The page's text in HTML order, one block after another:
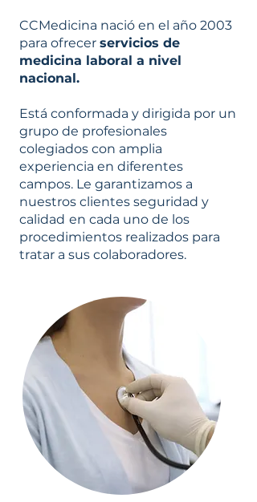
CCMedicina nació en el año 2003
para ofrecer servicios de
medicina laboral a nivel
nacional.
Está conformada y dirigida por un
grupo de profesionales
colegiados con amplia
experiencia en diferentes
campos. Le garantizamos a
nuestros clientes seguridad y
calidad en cada uno de los
procedimientos realizados para
tratar a sus colaboradores.